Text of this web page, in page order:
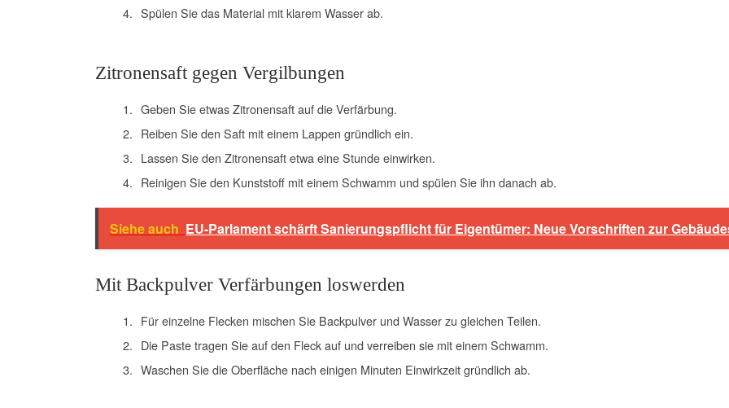
Spülen Sie das Material mit klarem Wasser ab.
Zitronensaft gegen Vergilbungen
Geben Sie etwas Zitronensaft auf die Verfärbung.
Reiben Sie den Saft mit einem Lappen gründlich ein.
Lassen Sie den Zitronensaft etwa eine Stunde einwirken.
Reinigen Sie den Kunststoff mit einem Schwamm und spülen Sie ihn danach ab.
Siehe auch EU-Parlament schärft Sanierungspflicht für Eigentümer: Neue Vorschriften zur
Mit Backpulver Verfärbungen loswerden
Für einzelne Flecken mischen Sie Backpulver und Wasser zu gleichen Teilen.
Die Paste tragen Sie auf den Fleck auf und verreiben sie mit einem Schwamm.
Waschen Sie die Oberfläche nach einigen Minuten Einwirkzeit gründlich ab.